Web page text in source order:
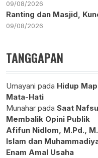
09/08/2026
Ranting dan Masjid,
09/08/2026
TANGGAPAN
Umayani pada Hidup
Mata-Hati
Munahar pada Saat
Membalik Opini Publik
Afifun Nidlom, M.Pd.,
Islam dan
Enam Amal Usaha